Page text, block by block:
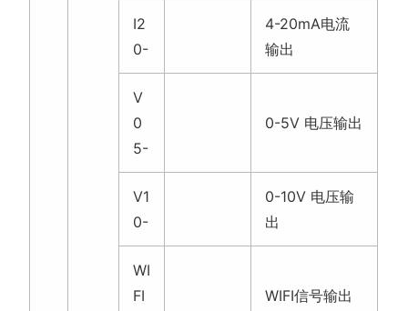
I2
0-
4-20mA电流
输出
V
0
5-
0-5V 电压输出
V1
0-
0-10V 电压输
出
WI
FI
WIFI信号输出